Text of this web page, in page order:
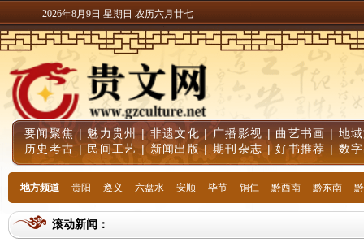
2026年8月9日 星期日 农历六月廿七
要闻聚焦| 魅力贵州|非遗文化 |广播影视 | 曲艺书画 | 地
历史考古 | 民间工艺 | 新闻出版|期刊杂志 |好书推荐 | 数
地方频道 贵阳 遵义 六盘水 安顺 毕节 铜仁 黔西南 黔东南
滚动新闻：